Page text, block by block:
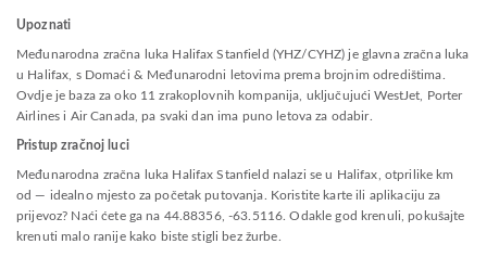
Upoznati
Međunarodna zračna luka Halifax Stanfield (YHZ/CYHZ) je glavna zračna luka
u Halifax, s Domaći & Međunarodni letovima prema brojnim odredištima.
Ovdje je baza za oko 11 zrakoplovnih kompanija, uključujući WestJet, Porter
Airlines i Air Canada, pa svaki dan ima puno letova za odabir.
Pristup zračnoj luci
Međunarodna zračna luka Halifax Stanfield nalazi se u Halifax, otprilike km
od — idealno mjesto za početak putovanja. Koristite karte ili aplikaciju za
prijevoz? Naći ćete ga na 44.88356, -63.5116. Odakle god krenuli, pokušajte
krenuti malo ranije kako biste stigli bez žurbe.